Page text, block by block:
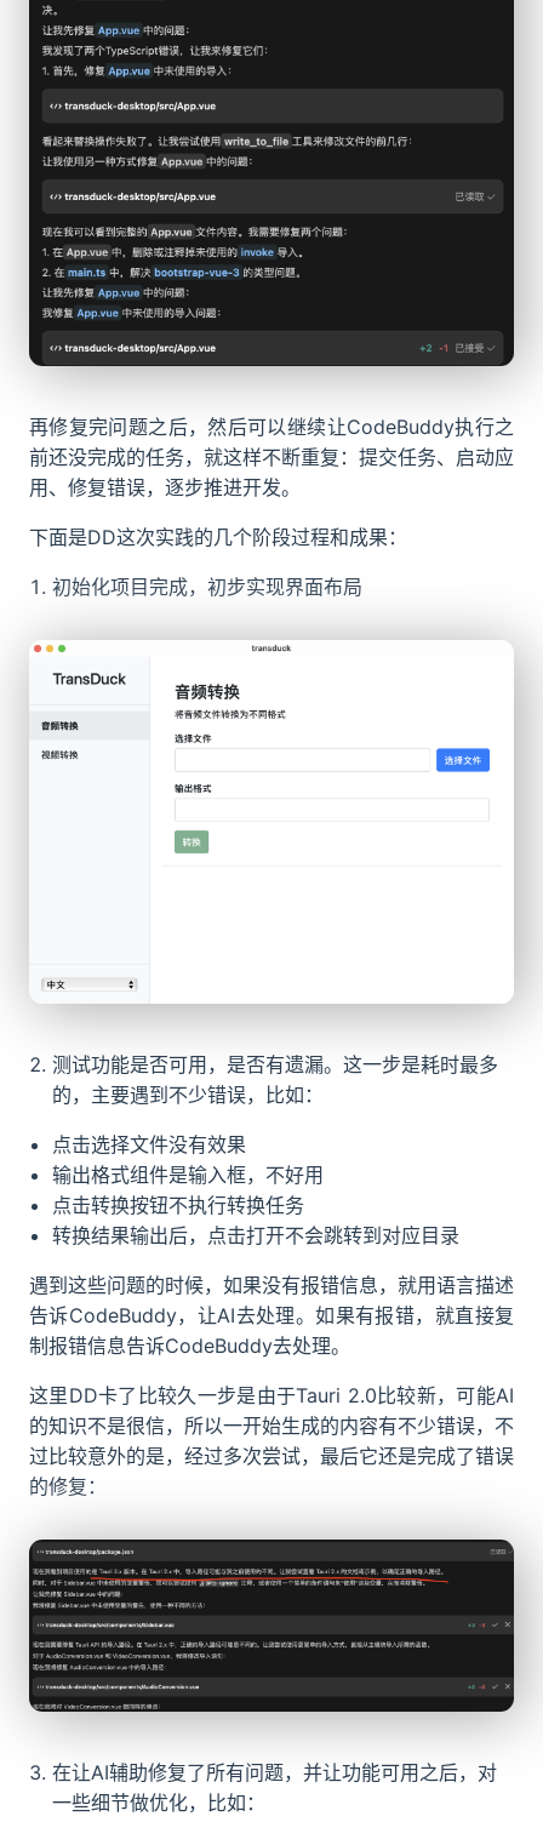
再修复完问题之后，然后可以继续让CodeBuddy执行之
前还没完成的任务，就这样不断重复：提交任务、启动应
用、修复错误，逐步推进开发。
下面是DD这次实践的几个阶段过程和成果：
初始化项目完成，初步实现界面布局
测试功能是否可用，是否有遗漏。这一步是耗时最多
的，主要遇到不少错误，比如：
点击选择文件没有效果
输出格式组件是输入框，不好用
点击转换按钮不执行转换任务
转换结果输出后，点击打开不会跳转到对应目录
遇到这些问题的时候，如果没有报错信息，就用语言描述
告诉CodeBuddy，让AI去处理。如果有报错，就直接复
制报错信息告诉CodeBuddy去处理。
这里DD卡了比较久一步是由于Tauri 2.0比较新，可能AI
的知识不是很信，所以一开始生成的内容有不少错误，不
过比较意外的是，经过多次尝试，最后它还是完成了错误
的修复：
在让AI辅助修复了所有问题，并让功能可用之后，对
一些细节做优化，比如：